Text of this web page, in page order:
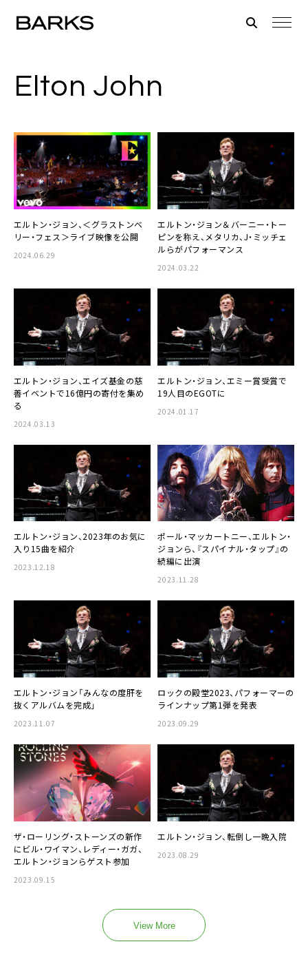
Elton John
エルトン・ジョン、＜グラストンベ
リー・フェス＞ライブ映像を公開
2024.06.29
エルトン・ジョン＆バーニー・トー
ピンを称え、メタリカ、J・ミッチェ
ルらがパフォーマンス
2024.03.22
エルトン・ジョン、エイズ基金の慈
善イベントで16億円の寄付を集め
る
2024.03.13
エルトン・ジョン、エミー賞受賞で
19人目のEGOTに
2024.01.17
エルトン・ジョン、2023年のお気に
入り15曲を紹介
2023.12.18
ポール・マッカートニー、エルトン・
ジョンら、『スパイナル・タップ』の
続編に出演
2023.11.28
エルトン・ジョン「みんなの度肝を
抜くアルバムを完成」
2023.11.07
ロックの殿堂2023、パフォーマーの
ラインナップ第1弾を発表
2023.09.29
ザ・ローリング・ストーンズの新作
にビル・ワイマン、レディー・ガガ、
エルトン・ジョンらゲスト参加
2023.09.15
エルトン・ジョン、転倒し一晩入院
2023.08.29
View More